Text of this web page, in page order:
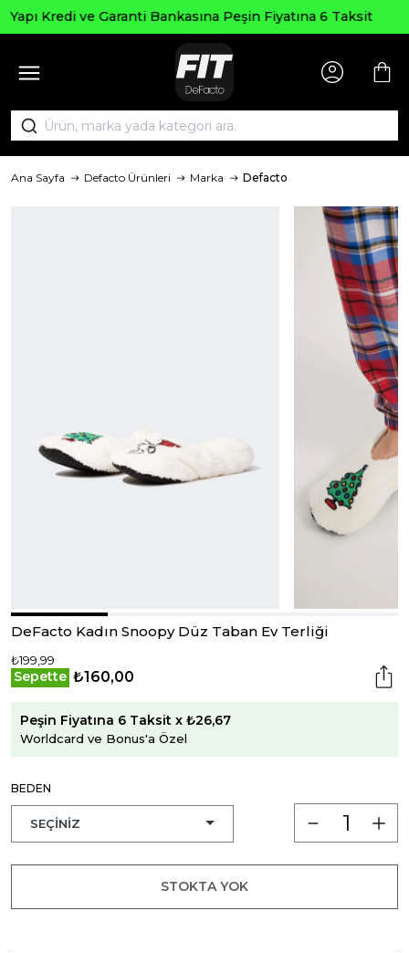
Peşin Fiyatına 6 Taksit
Ana Sayfa Defacto Ürünleri Marka Defacto
DeFacto Kadın Snoopy Düz Taban Ev Terliği
₺199,99
Sepette ₺160,00
Peşin Fiyatına 6 Taksit x ₺26,67
Worldcard ve Bonus'a Özel
BEDEN
STOKTA YOK